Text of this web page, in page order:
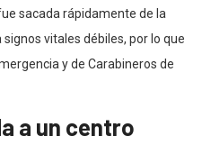
sacada rápidamente de la
vitales débiles, por lo que
y de Carabineros de
a un centro